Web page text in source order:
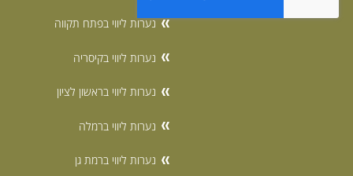
נערות ליווי בפתח תקווה
נערות ליווי בקיסריה
נערות ליווי בראשון לציון
נערות ליווי ברמלה
נערות ליווי ברמת גן